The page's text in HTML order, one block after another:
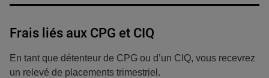
Frais liés aux CPG et CIQ
En tant que détenteur de CPG ou d’un CIQ, vous recevrez
un relevé de placements trimestriel.